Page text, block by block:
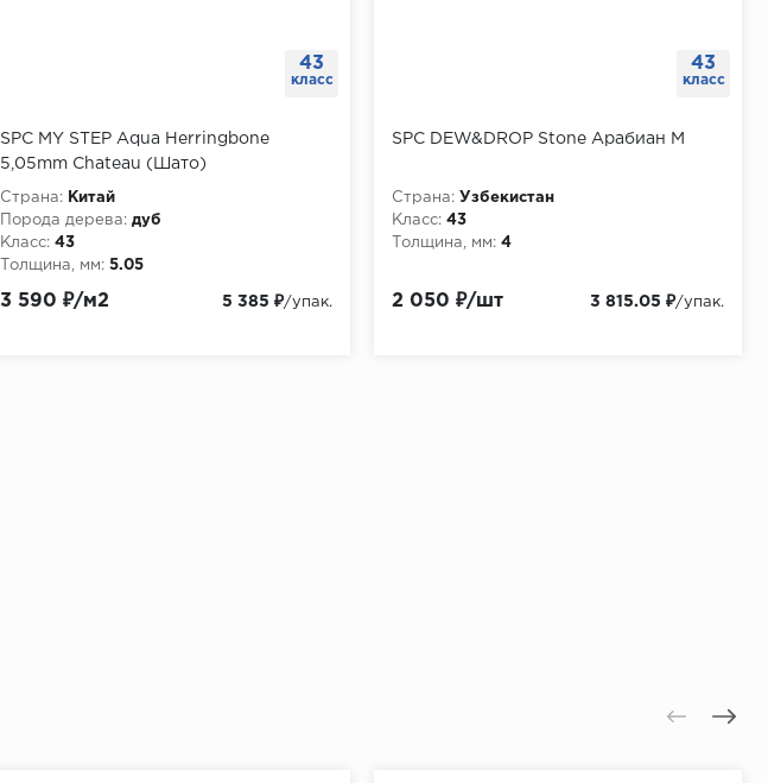
43
класс
SPC MY STEP Aqua Herringbone
5,05mm Chateau (Шато)
Страна:
Китай
Порода дерева: дуб
Класс: 43
Толщина, мм: 5.05
3 590 ₽/м2 5 385 ₽/упак.
43
класс
SPC DEW&DROP Stone Арабиан М
Страна: Узбекистан
Класс: 43
Толщина, мм: 4
2 050 ₽/шт 3 815.05 ₽/упак.